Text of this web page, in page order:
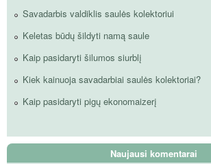
Savadarbis valdiklis saulės kolektoriui
Keletas būdų šildyti namą saule
Kaip pasidaryti šilumos siurblį
Kiek kainuoja savadarbiai saulės kolektoriai?
Kaip pasidaryti pigų ekonomaizerį
Naujausi komentarai